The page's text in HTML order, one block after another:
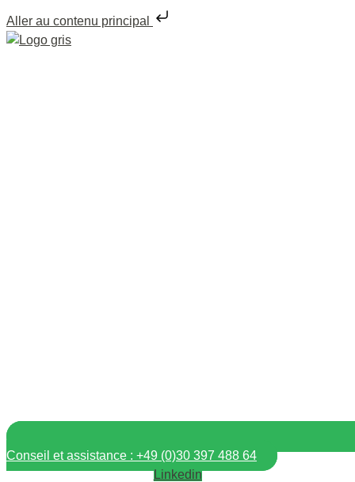
Aller au contenu principal
Conseil et assistance : +49 (0)30 397 488 64
Linkedin